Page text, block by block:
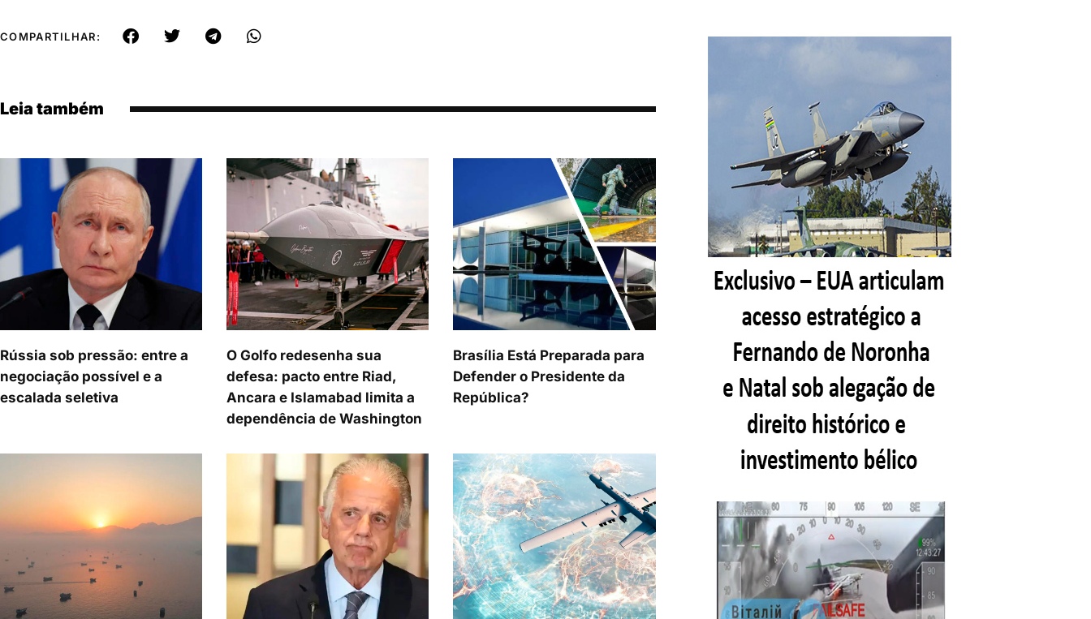
COMPARTILHAR:
Leia também
Rússia sob pressão: entre a
negociação possível e a
escalada seletiva
O Golfo redesenha sua
defesa: pacto entre Riad,
Ancara e Islamabad limita a
dependência de Washington
Brasília Está Preparada para
Defender o Presidente da
República?